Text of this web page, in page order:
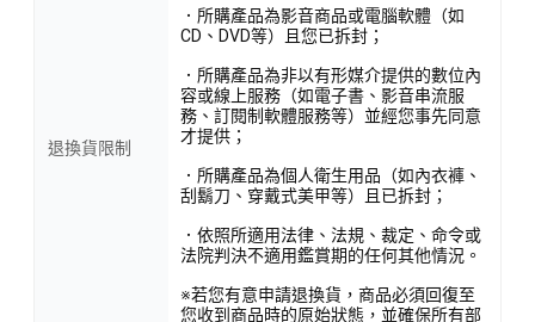
退換貨限制
．所購產品為影音商品或電腦軟體（如
CD、DVD等）且您已拆封；
．所購產品為非以有形媒介提供的數位內
容或線上服務（如電子書、影音串流服
務、訂閱制軟體服務等）並經您事先同意
才提供；
．所購產品為個人衛生用品（如內衣褲、
刮鬍刀、穿戴式美甲等）且已拆封；
．依照所適用法律、法規、裁定、命令或
法院判決不適用鑑賞期的任何其他情況。
※若您有意申請退換貨，商品必須回復至
您收到商品時的原始狀態，並確保所有部